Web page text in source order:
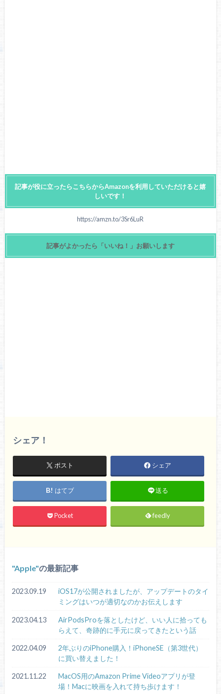
記事が役に立ったらこちらからAmazonを利用していただけると嬉
しいです！
https://amzn.to/3Sr6LuR
記事がよかったら「いいね！」お願いします
シェア！
ポスト シェア
はてブ 送る
Pocket feedly
Apple の最新記事
2023.09.19
iOS17が公開されましたが、アップデートのタイ
ミングはいつが適切なのかお伝えします
2023.04.13
AirPodsProを落としたけど、いい人に拾っても
らえて、奇跡的に手元に戻ってきたという話
2022.04.09
2年ぶりのiPhone購入！iPhoneSE（第3世代）
に買い替えました！
2021.11.22
MacOS用のAmazon Prime Videoアプリが登
場！Macに映画を入れて持ち歩けます！